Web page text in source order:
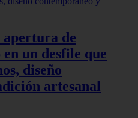
apertura de
un desfile que
diseño
artesanal